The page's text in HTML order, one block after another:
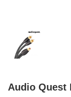
Audio Quest